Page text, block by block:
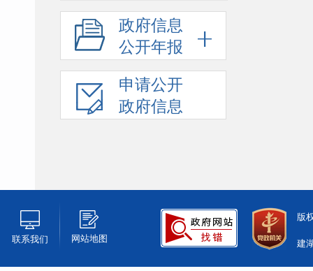
政府信息
公开年报
申请公开
政府信息
联系我们 网站地图
版
建